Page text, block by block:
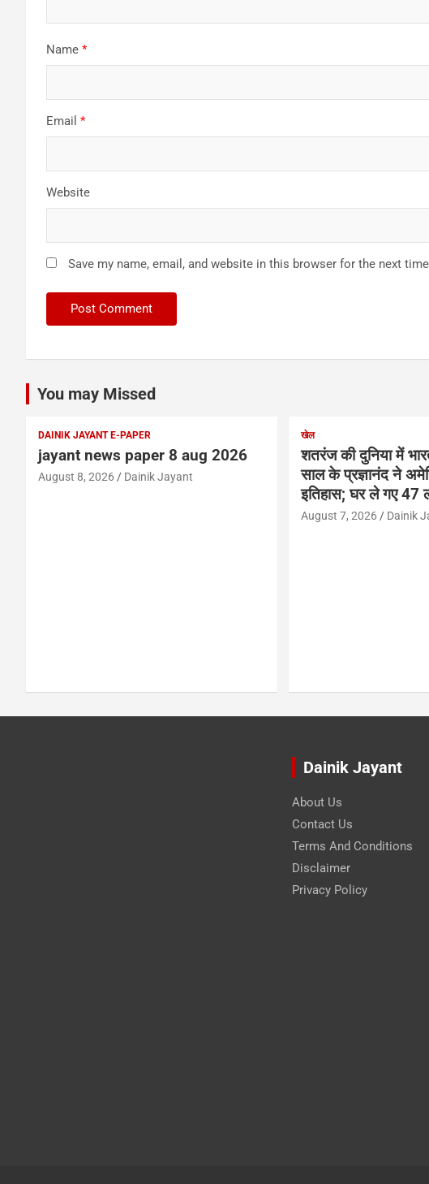
Name *
Email *
Website
Save my name, email, and website in this browser for the next
You may Missed
DAINIK JAYANT E-PAPER
jayant news paper 8 aug 2026
August 8, 2026 Dainik Jayant
खेल
शतरंज की दुनिया में
साल के प्रज्ञानंद ने
इतिहास; घर ले गए 47
August 7, 2026 Dainik
Dainik Jayant
About Us
Contact Us
Terms And Conditions
Disclaimer
Privacy Policy